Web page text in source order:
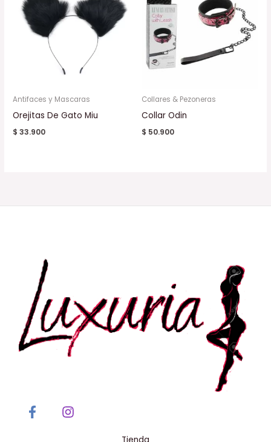
Antifaces y Mascaras
Orejitas De Gato Miu
$ 33.900
Collares & Pezoneras
Collar Odin
$ 50.900